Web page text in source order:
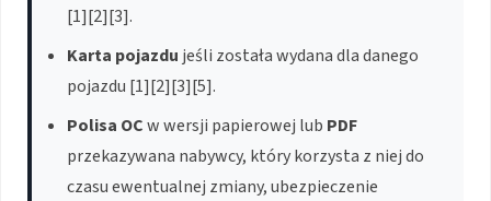
[1][2][3].
Karta pojazdu jeśli została wydana dla danego
pojazdu [1][2][3][5].
Polisa OCw wersji papierowej lub PDF
przekazywana nabywcy, który korzysta z niej do
czasu ewentualnej zmiany, ubezpieczenie